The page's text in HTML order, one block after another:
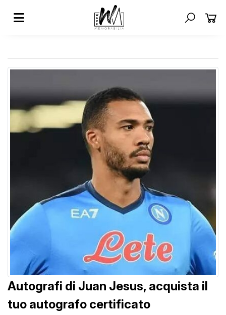
Autografi di Juan Jesus, acquista il
tuo autografo certificato